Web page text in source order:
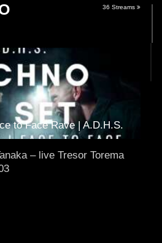
Später
–
01:53:01
Torsten Kanzler
17.06.2013
36 Streams
to Face Rave | A.D.H.S.
– live Tresor Torema